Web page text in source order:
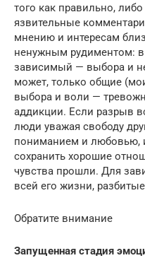
того как правильно,
язвительные
мнению и интересам
ненужным рудиментом:
зависимый — выбора и
может, только общие
выбора и воли —
аддикции. Если разрыв
люди уважая свободу
пониманием и любовью,
сохранить хорошие
чувства прошли. Для
всей его жизни,
Обратите внимание
Запущенная стадия